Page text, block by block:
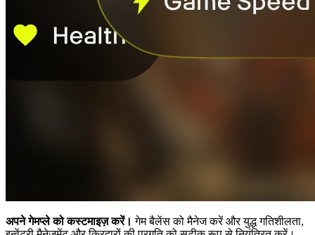
अपने गेमप्ले को कस्टमाइज़ करें। गेम बैलेंस को मैनेज करें और युद्ध गतिशीलता,